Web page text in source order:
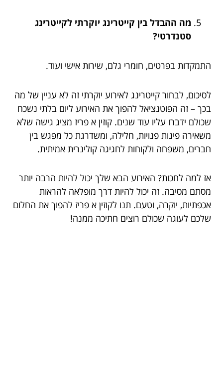
מה ההבדל בין קייטרינג יוקרתי לקייטרינג
סטנדרטי?
התמקדות בפרטים, חומרי גלם, שירות אישי ועוד.
לסיכום, לבחור קייטרינג לאירוע יוקרתי זה לא עניין של מה
בכך – זה הפוטנציאל להפוך את האירוע ליום בלתי נשכח
שכולם ידברו עליו עוד שנים. קוזין א פריז מציג גישה שלא
משאירה פינות פנויות, חלילה, ומשדרגת כל מפגש בין
חברים, משפחה ולקוחות לחגיגה קולינרית אמיתית.
אז למה לחכות? האירוע הבא שלך יכול להיות הרבה יותר
מסתם מסיבה. זה יכול להיות דרך מופלאה להראות
אכפתיות, יוקרה, וטעם. תנו לקוזין א פריז להפוך את החלום
שלכם לעוגה שכולם רוצים חתיכה ממנה!